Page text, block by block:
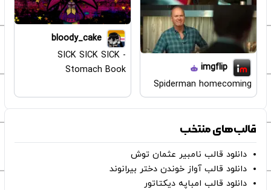
imgflip
Spiderman homecoming
bloody_cake
SICK SICK SICK -
Stomach Book
قالب‌های منتخب
دانلود قالب نامبیر عثمان ‌توش
دانلود قالب آواز خوندن دختر بیرانوند
دانلود قالب امباپه دیکتاتور